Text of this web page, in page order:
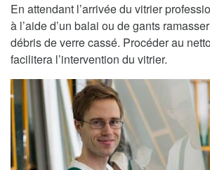
En attendant l’arrivée du vitrier
à l’aide d’un balai ou de gants
débris de verre cassé. Procéder au
facilitera l’intervention du vitrier.